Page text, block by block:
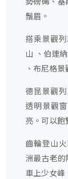
鬚眉。
搭乘景觀
山 、伯連
、布尼格
德昆景觀
透明景觀
亮。可以飽
齒輪登山
洲最古老
車上少女